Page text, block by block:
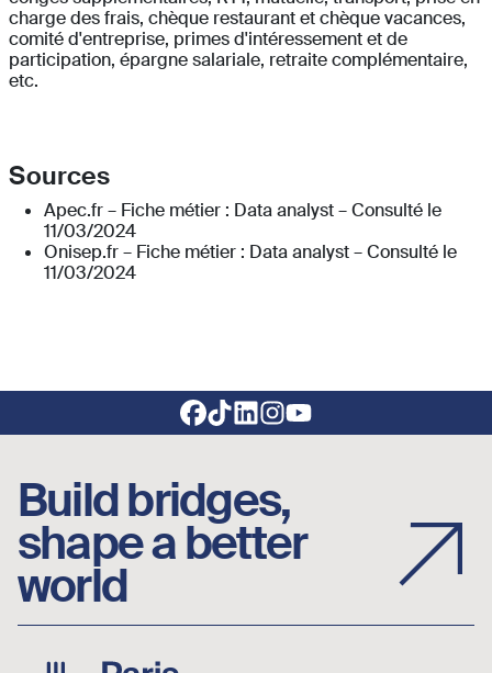
charge des frais, chèque restaurant et chèque vacances,
comité d'entreprise, primes d'intéressement et de
participation, épargne salariale, retraite complémentaire,
etc.
Sources
Apec.fr – Fiche métier : Data analyst – Consulté le
11/03/2024
Onisep.fr – Fiche métier : Data analyst – Consulté le
11/03/2024
Footer social links
Build bridges,
shape a better
world